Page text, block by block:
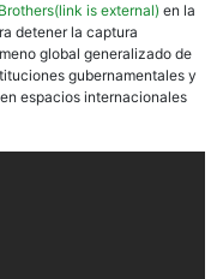
is external) en la
detener la captura
global generalizado de
gubernamentales y
espacios internacionales